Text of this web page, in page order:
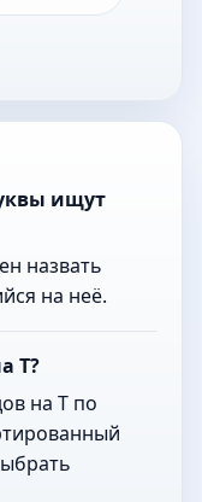
ищут
назвать
на неё.
Т?
на Т по